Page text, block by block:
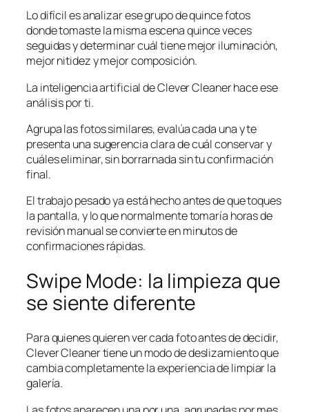
Lo difícil es analizar ese grupo de quince fotos
donde tomaste la misma escena quince veces
seguidas y determinar cuál tiene mejor iluminación,
mejor nitidez y mejor composición.
La inteligencia artificial de Clever Cleaner hace ese
análisis por ti.
Agrupa las fotos similares, evalúa cada una y te
presenta una sugerencia clara de cuál conservar y
cuáles eliminar, sin borrarnada sin tu confirmación
final.
El trabajo pesado ya está hecho antes de que toques
la pantalla, y lo que normalmente tomaría horas de
revisión manual se convierte en minutos de
confirmaciones rápidas.
Swipe Mode: la limpieza que
se siente diferente
Para quienes quieren ver cada foto antes de decidir,
Clever Cleaner tiene un modo de deslizamiento que
cambia completamente la experiencia de limpiar la
galería.